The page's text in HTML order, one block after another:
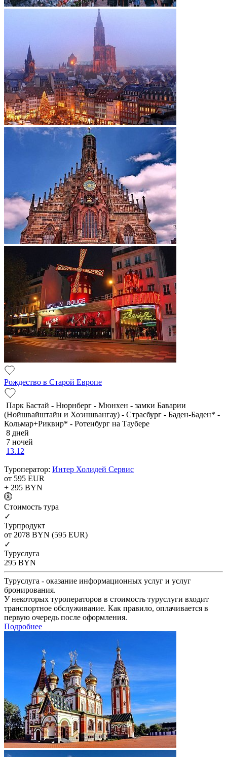
Рождество в Старой Европе
Парк Бастай - Нюрнберг - Мюнхен - замки Баварии
(Нойшвайштайн и Хоэншвангау) - Страсбург - Баден-Баден* -
Кольмар+Риквир* - Ротенбург на Таубере
8 дней
7 ночей
13.12
Туроператор: Интер Холидей Сервис
от 595 EUR
+ 295 BYN
Cтоимость тура
✓
Турпродукт
от 2078 BYN (595 EUR)
✓
Туруслуга
295 BYN
Туруслуга - оказание информационных услуг и услуг
бронирования.
У некоторых туроператоров в стоимость туруслуги входит
транспортное обслуживание. Как правило, оплачивается в
первую очередь после оформления.
Подробнее